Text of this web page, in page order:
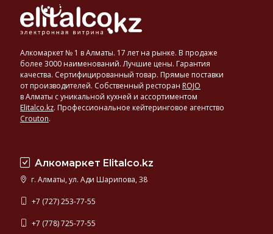
Алкомаркет № 1 в Алматы. 17 лет на рынке. В продаже
более 3000 наименований. Лучшие цены. Гарантия
качества. Сертифицированный товар. Прямые поставки
от производителей. Собственный ресторан ROJO
в Алматы с уникальной кухней и ассортиментом
Elitalco.kz. Профессиональное кейтеринговое агентство
Crouton.
Алкомаркет Elitalco.kz
г. Алматы, ул. Ади Шарипова, 38
+7 (727) 253-77-55
+7 (778) 725-77-55